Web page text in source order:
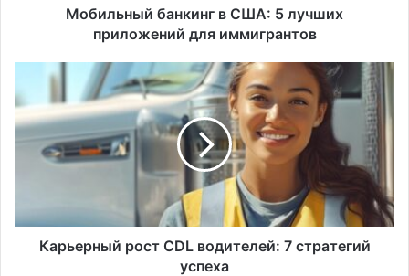
Мобильный банкинг в США: 5 лучших
приложений для иммигрантов
Карьерный
CDL
водителей:
стратегий
Карьерный рост CDL водителей: 7 стратегий
успеха